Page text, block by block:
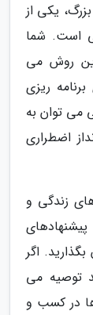
یکی از
است. شما
روش می
ریزی
می توان به
اضطراری
زندگی و
اگر
توصیه می
در کسب و